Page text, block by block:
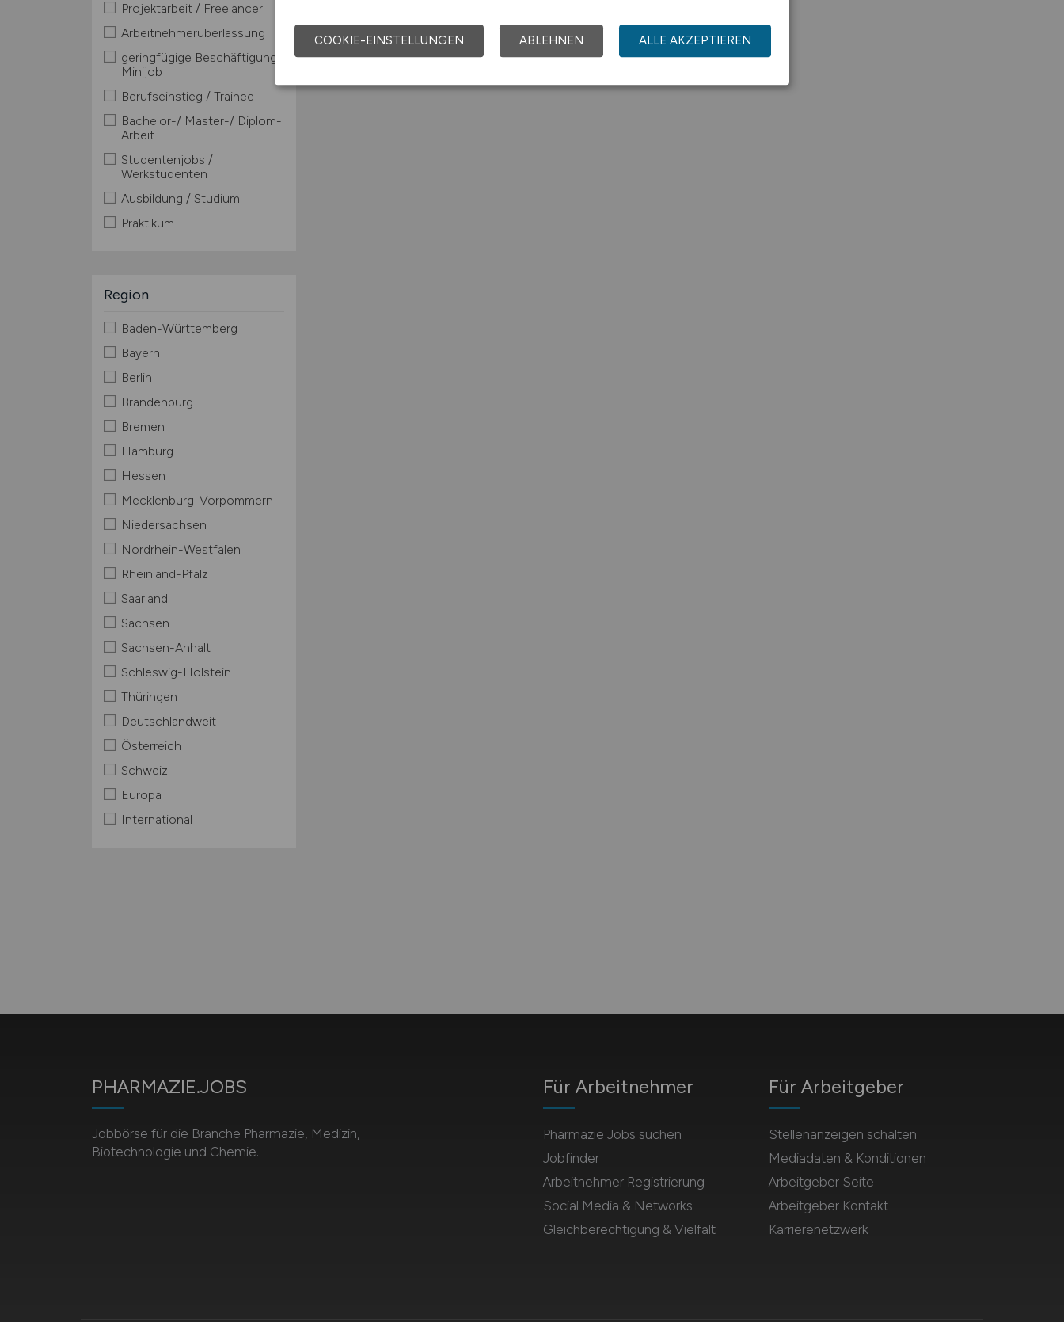
Projektarbeit / Freelancer
Arbeitnehmerüberlassung
geringfügige Beschäftigung /
Minijob
Berufseinstieg / Trainee
Bachelor-/ Master-/ Diplom-
Arbeit
Studentenjobs /
Werkstudenten
Ausbildung / Studium
Praktikum
Region
Baden-Württemberg
Bayern
Berlin
Brandenburg
Bremen
Hamburg
Hessen
Mecklenburg-Vorpommern
Niedersachsen
Nordrhein-Westfalen
Rheinland-Pfalz
Saarland
Sachsen
Sachsen-Anhalt
Schleswig-Holstein
Thüringen
Deutschlandweit
Österreich
Schweiz
Europa
International
PHARMAZIE.JOBS
Jobbörse für die Branche Pharmazie, Medizin,
Biotechnologie und Chemie.
Für Arbeitnehmer
Pharmazie Jobs suchen
Jobfinder
Arbeitnehmer Registrierung
Social Media & Networks
Gleichberechtigung & Vielfalt
Für Arbeitgeber
Stellenanzeigen schalten
Mediadaten & Konditionen
Arbeitgeber Seite
Arbeitgeber Kontakt
Karrierenetzwerk
COOKIE-EINSTELLUNGEN ABLEHNEN ALLE AKZEPTIEREN